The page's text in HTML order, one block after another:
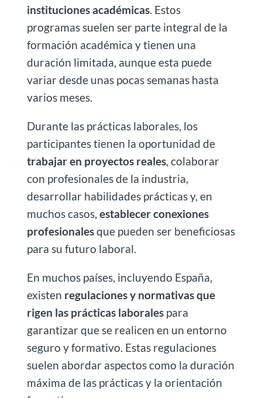
instituciones académicas. Estos
programas suelen ser parte integral de la
formación académica y tienen una
duración limitada, aunque esta puede
variar desde unas pocas semanas hasta
varios meses.
Durante las prácticas laborales, los
participantes tienen la oportunidad de
trabajar en proyectos reales, colaborar
con profesionales de la industria,
desarrollar habilidades prácticas y, en
muchos casos, establecer conexiones
profesionalesque pueden ser beneficiosas
para su futuro laboral.
En muchos países, incluyendo España,
existen regulaciones y normativas que
rigen las prácticas laboralespara
garantizar que se realicen en un entorno
seguro y formativo. Estas regulaciones
suelen abordar aspectos como la duración
máxima de las prácticas y la orientación